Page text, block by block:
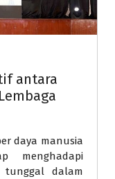
antara
daya manusia
menghadapi
tunggal dalam